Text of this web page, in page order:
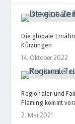
Die globale
Kürzungen
14. Oktober 2022
Regionaler und
Fläming kommt
2. Mai 2021